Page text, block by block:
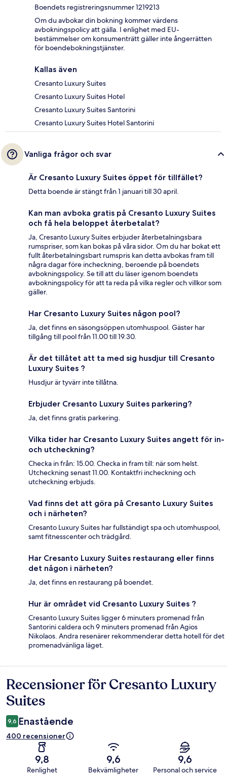
Boendets registreringsnummer 1219213
Om du avbokar din bokning kommer värdens
avbokningspolicy att gälla. I enlighet med EU-
bestämmelser om konsumenträtt gäller inte ångerrätten
för boendebokningstjänster.
Kallas även
Cresanto Luxury Suites
Cresanto Luxury Suites Hotel
Cresanto Luxury Suites Santorini
Cresanto Luxury Suites Hotel Santorini
Vanliga frågor och svar
Är Cresanto Luxury Suites öppet för tillfället?
Detta boende är stängt från 1 januari till 30 april.
Kan man avboka gratis på Cresanto Luxury Suites
och få hela beloppet återbetalat?
Ja, Cresanto Luxury Suites erbjuder återbetalningsbara
rumspriser, som kan bokas på våra sidor. Om du har bokat ett
fullt återbetalningsbart rumspris kan detta avbokas fram till
några dagar före incheckning, beroende på boendets
avbokningspolicy. Se till att du läser igenom boendets
avbokningspolicy för att ta reda på vilka regler och villkor som
gäller.
Har Cresanto Luxury Suites någon pool?
Ja, det finns en säsongsöppen utomhuspool. Gäster har
tillgång till pool från 11.00 till 19.30.
Är det tillåtet att ta med sig husdjur till Cresanto
Luxury Suites ?
Husdjur är tyvärr inte tillåtna.
Erbjuder Cresanto Luxury Suites parkering?
Ja, det finns gratis parkering.
Vilka tider har Cresanto Luxury Suites angett för in-
och utcheckning?
Checka in från: 15.00. Checka in fram till: när som helst.
Utcheckning senast 11.00. Kontaktfri incheckning och
utcheckning erbjuds.
Vad finns det att göra på Cresanto Luxury Suites
och i närheten?
Cresanto Luxury Suites har fullständigt spa och utomhuspool,
samt fitnesscenter och trädgård.
Har Cresanto Luxury Suites restaurang eller finns
det någon i närheten?
Ja, det finns en restaurang på boendet.
Hur är området vid Cresanto Luxury Suites ?
Cresanto Luxury Suites ligger 6 minuters promenad från
Santorini caldera och 9 minuters promenad från Agios
Nikolaos. Andra resenärer rekommenderar detta hotell för det
promenadvänliga läget.
Recensioner
Recensioner för Cresanto Luxury
Suites
9,6 Enastående
400 recensioner
9,8
Renlighet
9,6
Bekvämligheter
9,6
Personal och service